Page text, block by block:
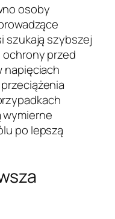
osoby
szukają szybszej
ochrony przed
napięciach
po lepszą